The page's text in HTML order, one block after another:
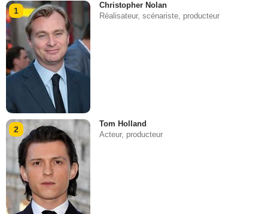
1
Christopher Nolan
Réalisateur, scénariste, producteur
2
Tom Holland
Acteur, producteur